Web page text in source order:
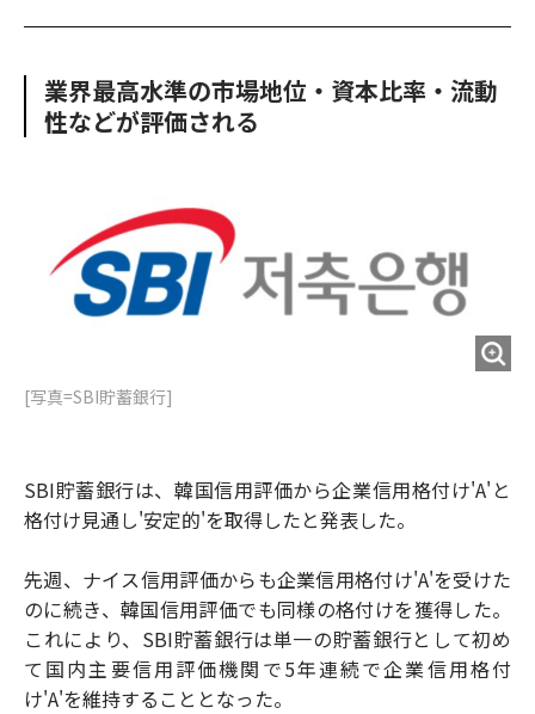
c
b
o
o
k
i
e
r
o
u
o
n
業界最高水準の市場地位・資本比率・流動
性などが評価される
[写真=SBI貯蓄銀行]
SBI貯蓄銀行は、韓国信用評価から企業信用格付け'A'と
格付け見通し'安定的'を取得したと発表した。
先週、ナイス信用評価からも企業信用格付け'A'を受けた
のに続き、韓国信用評価でも同様の格付けを獲得した。
これにより、SBI貯蓄銀行は単一の貯蓄銀行として初め
て国内主要信用評価機関で5年連続で企業信用格付
け'A'を維持することとなった。